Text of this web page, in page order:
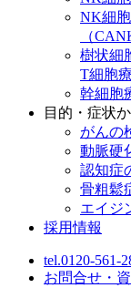
NK細
（
樹状細
T細胞
幹細胞
目的・症状
がんの
動脈硬
認知症
骨粗鬆
エイジ
採用情報
tel.0120-561-
お問合せ・